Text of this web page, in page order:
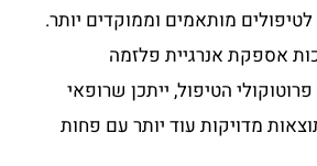
מותאמים וממוקדים יותר.
אספקת אנרגיית פלזמה
הטיפול, ייתכן שרופאי
מדויקות עוד יותר עם פחות